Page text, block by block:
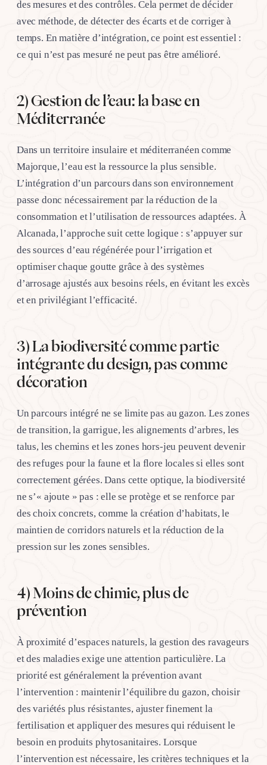
des mesures et des contrôles. Cela permet de décider
avec méthode, de détecter des écarts et de corriger à
temps. En matière d’intégration, ce point est essentiel :
ce qui n’est pas mesuré ne peut pas être amélioré.
2) Gestion de l’eau: la base en
Méditerranée
Dans un territoire insulaire et méditerranéen comme
Majorque, l’eau est la ressource la plus sensible.
L’intégration d’un parcours dans son environnement
passe donc nécessairement par la réduction de la
consommation et l’utilisation de ressources adaptées. À
Alcanada, l’approche suit cette logique : s’appuyer sur
des sources d’eau régénérée pour l’irrigation et
optimiser chaque goutte grâce à des systèmes
d’arrosage ajustés aux besoins réels, en évitant les excès
et en privilégiant l’efficacité.
3) La biodiversité comme partie
intégrante du design, pas comme
décoration
Un parcours intégré ne se limite pas au gazon. Les zones
de transition, la garrigue, les alignements d’arbres, les
talus, les chemins et les zones hors-jeu peuvent devenir
des refuges pour la faune et la flore locales si elles sont
correctement gérées. Dans cette optique, la biodiversité
ne s’« ajoute » pas : elle se protège et se renforce par
des choix concrets, comme la création d’habitats, le
maintien de corridors naturels et la réduction de la
pression sur les zones sensibles.
4) Moins de chimie, plus de
prévention
À proximité d’espaces naturels, la gestion des ravageurs
et des maladies exige une attention particulière. La
priorité est généralement la prévention avant
l’intervention : maintenir l’équilibre du gazon, choisir
des variétés plus résistantes, ajuster finement la
fertilisation et appliquer des mesures qui réduisent le
besoin en produits phytosanitaires. Lorsque
l’intervention est nécessaire, les critères techniques et la